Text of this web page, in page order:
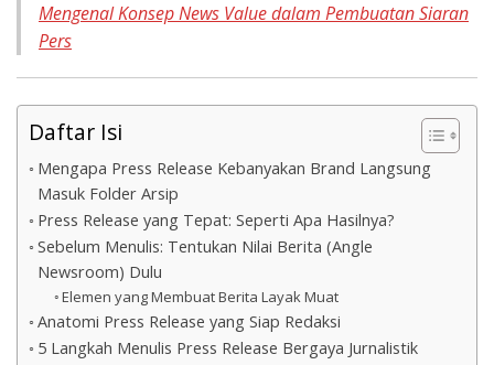
Mengenal Konsep News Value dalam Pembuatan Siaran
Pers
Daftar Isi
Mengapa Press Release Kebanyakan Brand Langsung
Masuk Folder Arsip
Press Release yang Tepat: Seperti Apa Hasilnya?
Sebelum Menulis: Tentukan Nilai Berita (Angle
Newsroom) Dulu
Elemen yang Membuat Berita Layak Muat
Anatomi Press Release yang Siap Redaksi
5 Langkah Menulis Press Release Bergaya Jurnalistik